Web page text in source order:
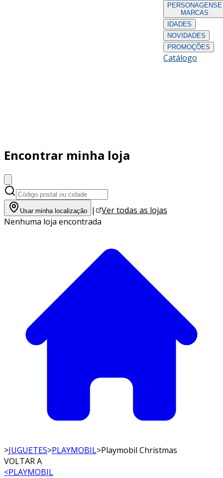
PERSONAGENS E
MARCAS
IDADES
NOVIDADES
PROMOÇÕES
Catálogo
Encontrar minha loja
Usar minha localização |
Ver todas as lojas
Nenhuma loja encontrada
>JUGUETES>PLAYMOBIL>Playmobil Christmas
VOLTAR A
<PLAYMOBIL